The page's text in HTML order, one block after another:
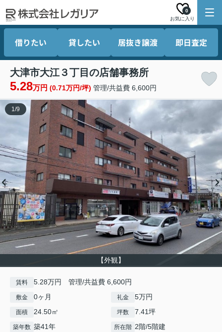
お気に入り
0
借りたい 貸したい 居抜き譲渡 即日査定
大津市大江３丁目の店舗事務所
5.28万円 (0.71万円/坪) 管理/共益費 6,600円
【外観】
1 /9
賃料 5.28万円 管理/共益費 6,600円
敷金 0ヶ月 礼金 5万円
面積 24.50㎡ 坪数 7.41坪
築年数 築41年 所在階 2階/5階建